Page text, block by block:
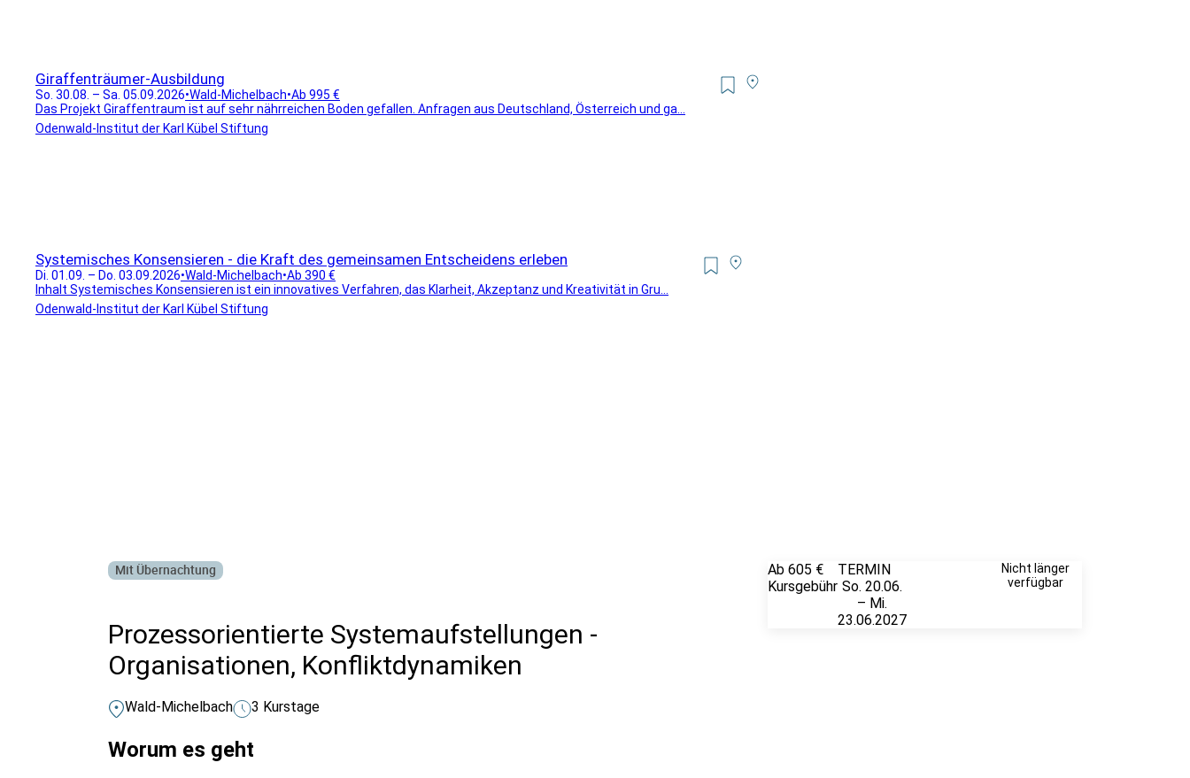
Giraffenträumer-Ausbildung
So. 30.08. – Sa. 05.09.2026•Wald-Michelbach•Ab 995 €
Das Projekt Giraffentraum ist auf sehr nährreichen Boden gefallen. Anfragen aus Deutschland, Österreich und ga...
Odenwald-Institut der Karl Kübel Stiftung
Systemisches Konsensieren - die Kraft des gemeinsamen Entscheidens erleben
Di. 01.09. – Do. 03.09.2026•Wald-Michelbach•Ab 390 €
Inhalt Systemisches Konsensieren ist ein innovatives Verfahren, das Klarheit, Akzeptanz und Kreativität in Gru...
Odenwald-Institut der Karl Kübel Stiftung
Mit Übernachtung
Prozessorientierte Systemaufstellungen -
Organisationen, Konfliktdynamiken
Wald-Michelbach 3 Kurstage
Worum es geht
Ab 605 €
Kursgebühr
TERMIN
So. 20.06.
– Mi.
23.06.2027
Nicht länger
verfügbar